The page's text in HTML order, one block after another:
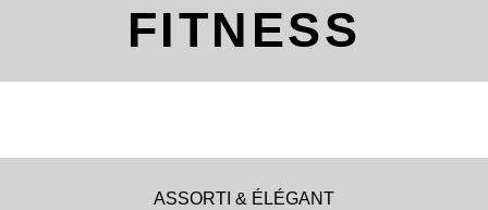
FITNESS
ASSORTI & ÉLÉGANT